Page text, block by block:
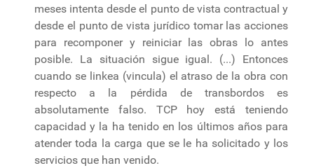
meses intenta desde el punto de vista contractual y
desde el punto de vista jurídico tomar las acciones
para recomponer y reiniciar las obras lo antes
posible. La situación sigue igual. (...) Entonces
cuando se linkea (vincula) el atraso de la obra con
respecto a la pérdida de transbordos es
absolutamente falso. TCP hoy está teniendo
capacidad y la ha tenido en los últimos años para
atender toda la carga que se le ha solicitado y los
servicios que han venido.